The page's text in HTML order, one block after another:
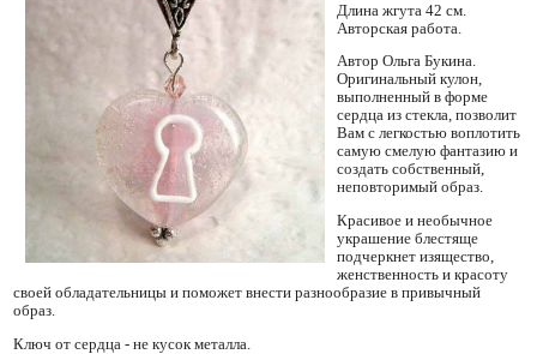
Длина жгута 42 см.
Авторская работа.
Автор Ольга Букина.
Оригинальный кулон,
выполненный в форме
сердца из стекла, позволит
Вам с легкостью воплотить
самую смелую фантазию и
создать собственный,
неповторимый образ.
Красивое и необычное
украшение блестяще
подчеркнет изящество,
женственность и красоту
своей обладательницы и поможет внести разнообразие в привычный
образ.
Ключ от сердца - не кусок металла.